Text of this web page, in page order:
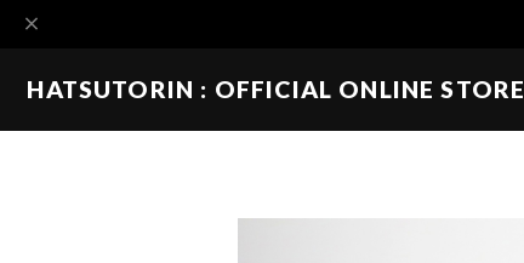
HATSUTORIN : OFFICIAL ONLINE STORE